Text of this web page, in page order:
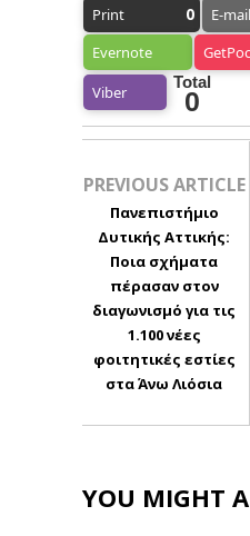
Print 0 E-mail
Evernote
Viber
Total
0
PREVIOUS ARTICLE
Πανεπιστήμιο
Δυτικής Αττικής:
Ποια σχήματα
πέρασαν στον
διαγωνισμό για τις
1.100 νέες
φοιτητικές εστίες
στα Άνω Λιόσια
YOU MIGHT